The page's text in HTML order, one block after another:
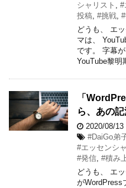
シャリスト , #
投稿, #挑戦,
どうも、 エ
マは、
です。 字幕
YouTube黎
「
ら、あの
2020/08/13
#DaiGo弟
#エッセンシ
#発信, #積み
どうも、 エ
がWordPress